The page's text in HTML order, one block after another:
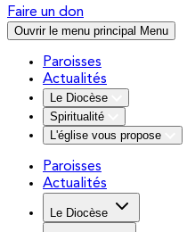
Faire un don
Ouvrir le menu principal Menu
Paroisses
Actualités
Le Diocèse
Spiritualité
L'église vous propose
Paroisses
Actualités
Le Diocèse